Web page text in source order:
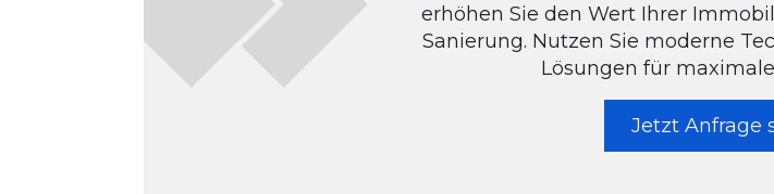
erhöhen Sie den Wert Ihrer
Sanierung. Nutzen Sie moderne
Lösungen für
Jetzt Anfrage